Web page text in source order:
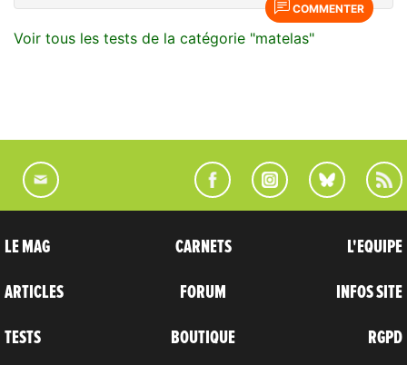
COMMENTER
Voir tous les tests de la catégorie "matelas"
LE MAG
ARTICLES
TESTS
CARNETS
FORUM
BOUTIQUE
L'EQUIPE
INFOS SITE
RGPD